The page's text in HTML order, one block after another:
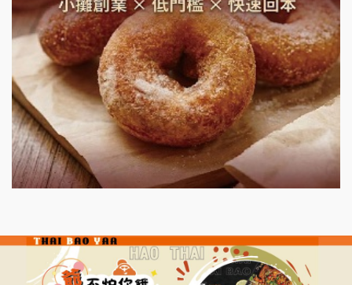
鮮茶道加盟說明會
微風亭鐵板燒加盟說明會
漫步藍咖啡加盟說明會
明石章魚燒加盟說明會
出櫃加盟說明會
七盞茶加盟說明會